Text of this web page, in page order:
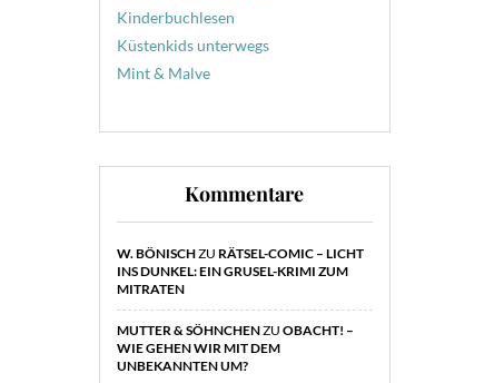
Kinderbuchlesen
Küstenkids unterwegs
Mint & Malve
Kommentare
W. BÖNISCHZU RÄTSEL-COMIC – LICHT
INS DUNKEL: EIN GRUSEL-KRIMI ZUM
MITRATEN
MUTTER & SÖHNCHENZU OBACHT! –
WIE GEHEN WIR MIT DEM
UNBEKANNTEN UM?